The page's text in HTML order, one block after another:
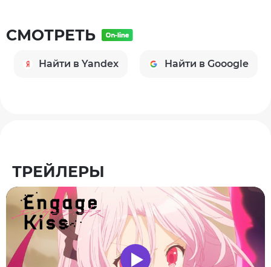
СМОТРЕТЬ
Найти в Yandex Найти в Gooogle
ТРЕЙЛЕРЫ